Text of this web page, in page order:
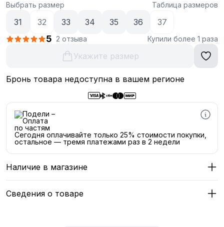
Выбрать размер Таблица размеров
31 32 33 34 35 36 37
5 2 отзыва Купили более 1 раза
Укажите размер
Бронь товара недоступна в вашем регионе
Сегодня оплачивайте только 25% стоимости покупки,
остальное — тремя платежами раз в 2 недели
Наличие в магазине
Сведения о товаре